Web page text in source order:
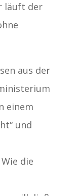
läuft der
aus der
einem
und
die